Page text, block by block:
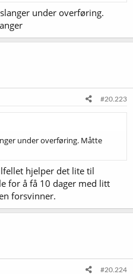
under overføring.
#20.223
under overføring. Måtte
hjelper det lite til
for å få 10 dager med litt
forsvinner.
#20.224